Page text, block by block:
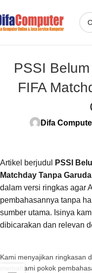
PSSI
FIFA
Difa
Artikel berjudul
PSSI
Matchday Tanpa
dalam versi ringkas agar
pembahasannya tanpa
sumber utama. Isinya
dibicarakan dan relevan
Kami menyajikan ringkasan
memahami pokok